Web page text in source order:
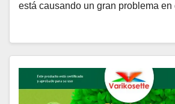
está causando un gran problema